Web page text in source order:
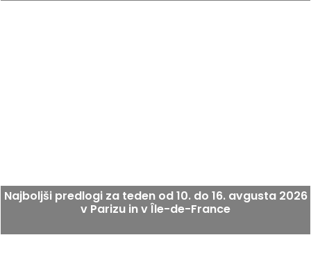
Najboljši predlogi za teden od 10. do 16. avgusta 2026
v Parizu in v Île-de-France